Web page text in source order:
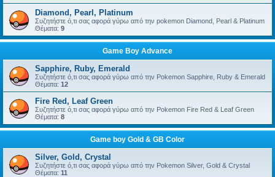
Diamond, Pearl, Platinum
Συζητήστε ό,τι σας αφορά γύρω από την pokemon Diamond, Pearl & Platinum
Θέματα: 9
Game Boy Advance
Sapphire, Ruby, Emerald
Συζητήστε ό,τι σας αφορά γύρω από την Pokemon Sapphire, Ruby & Emerald
Θέματα: 12
Fire Red, Leaf Green
Συζητήστε ό,τι σας αφορά γύρω από την Pokemon Fire Red & Leaf Green
Θέματα: 8
Game boy Gold & GB Color
Silver, Gold, Crystal
Συζητήστε ό,τι σας αφορά γύρω από την Pokemon Silver, Gold & Crystal
Θέματα: 11